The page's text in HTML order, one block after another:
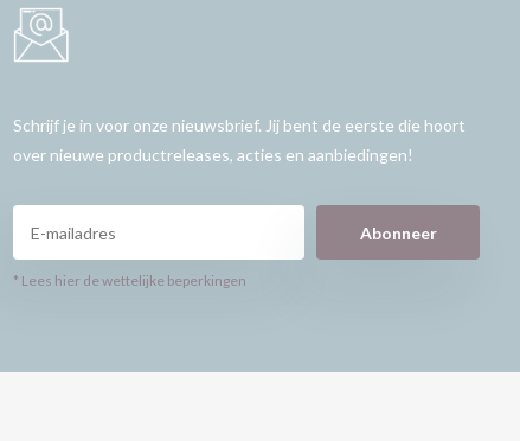
Schrijf je in voor onze nieuwsbrief. Jij bent de eerste die hoort
over nieuwe productreleases, acties en aanbiedingen!
Abonneer
* Lees hier de wettelijke beperkingen